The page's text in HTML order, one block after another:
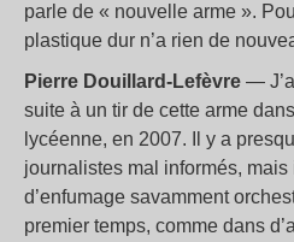
parle de « nouvelle arme ».
plastique dur n’a rien de
Pierre Douillard-Lefèvre —
suite à un tir de cette arme
lycéenne, en 2007. Il y a
journalistes mal informés,
d’enfumage savamment
premier temps, comme dans